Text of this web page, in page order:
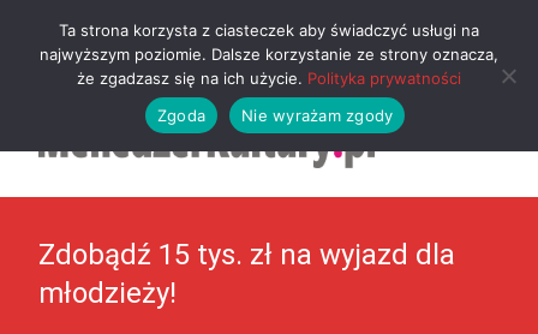
Zdobądź 15 tys. zł na wyjazd dla
młodzieży!
MENU
Ta strona korzysta z ciasteczek aby świadczyć usługi na
najwyższym poziomie. Dalsze korzystanie ze strony oznacza,
że zgadzasz się na ich użycie. Polityka prywatności
Zgoda
Nie wyrażam zgody